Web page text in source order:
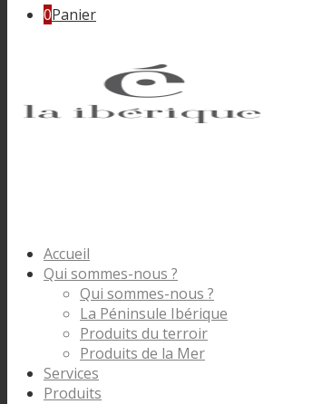
0Panier
Accueil
Qui sommes-nous ?
Qui sommes-nous ?
La Péninsule Ibérique
Produits du terroir
Produits de la Mer
Services
Produits